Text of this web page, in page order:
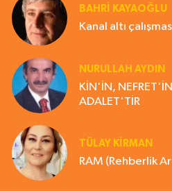
BAHRI KAYAOĞLU
Kanal altı
NURULLAH AYDIN
KİN'İN,
ADALET'TİR
TÜLAY KİRMAN